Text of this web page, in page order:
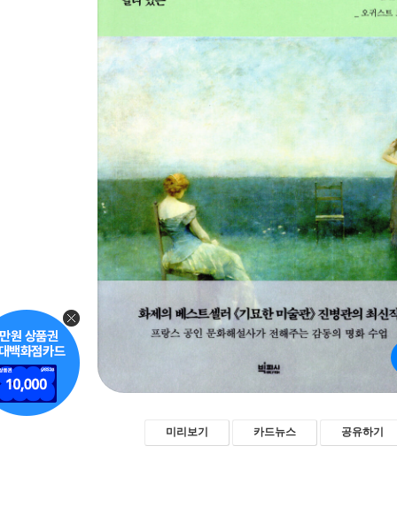
미리보기 카드뉴스 공유하기